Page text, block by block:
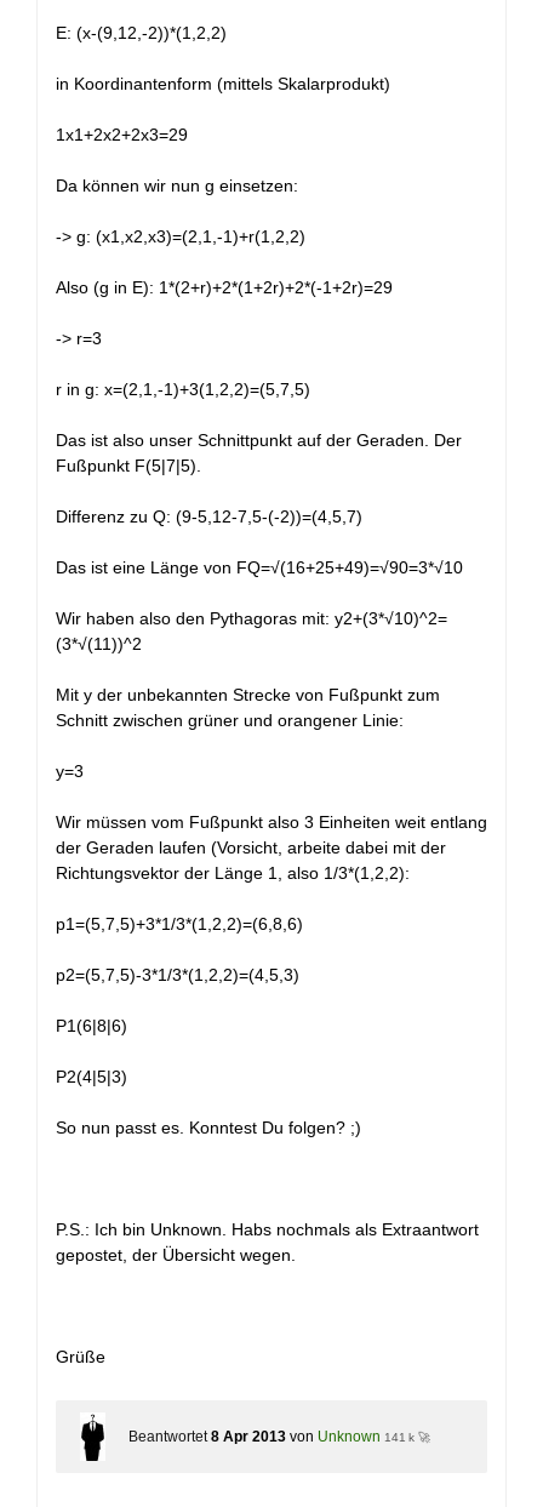
E: (x-(9,12,-2))*(1,2,2)
in Koordinantenform (mittels Skalarprodukt)
1x1+2x2+2x3=29
Da können wir nun g einsetzen:
-> g: (x1,x2,x3)=(2,1,-1)+r(1,2,2)
Also (g in E): 1*(2+r)+2*(1+2r)+2*(-1+2r)=29
-> r=3
r in g: x=(2,1,-1)+3(1,2,2)=(5,7,5)
Das ist also unser Schnittpunkt auf der Geraden. Der
Fußpunkt F(5|7|5).
Differenz zu Q: (9-5,12-7,5-(-2))=(4,5,7)
Das ist eine Länge von FQ=√(16+25+49)=√90=3*√10
Wir haben also den Pythagoras mit: y2+(3*√10)^2=
(3*√(11))^2
Mit y der unbekannten Strecke von Fußpunkt zum
Schnitt zwischen grüner und orangener Linie:
y=3
Wir müssen vom Fußpunkt also 3 Einheiten weit entlang
der Geraden laufen (Vorsicht, arbeite dabei mit der
Richtungsvektor der Länge 1, also 1/3*(1,2,2):
p1=(5,7,5)+3*1/3*(1,2,2)=(6,8,6)
p2=(5,7,5)-3*1/3*(1,2,2)=(4,5,3)
P1(6|8|6)
P2(4|5|3)
So nun passt es. Konntest Du folgen? ;)
P.S.: Ich bin Unknown. Habs nochmals als Extraantwort
gepostet, der Übersicht wegen.
Grüße
Beantwortet 8 Apr 2013 von Unknown 141 k 🚀